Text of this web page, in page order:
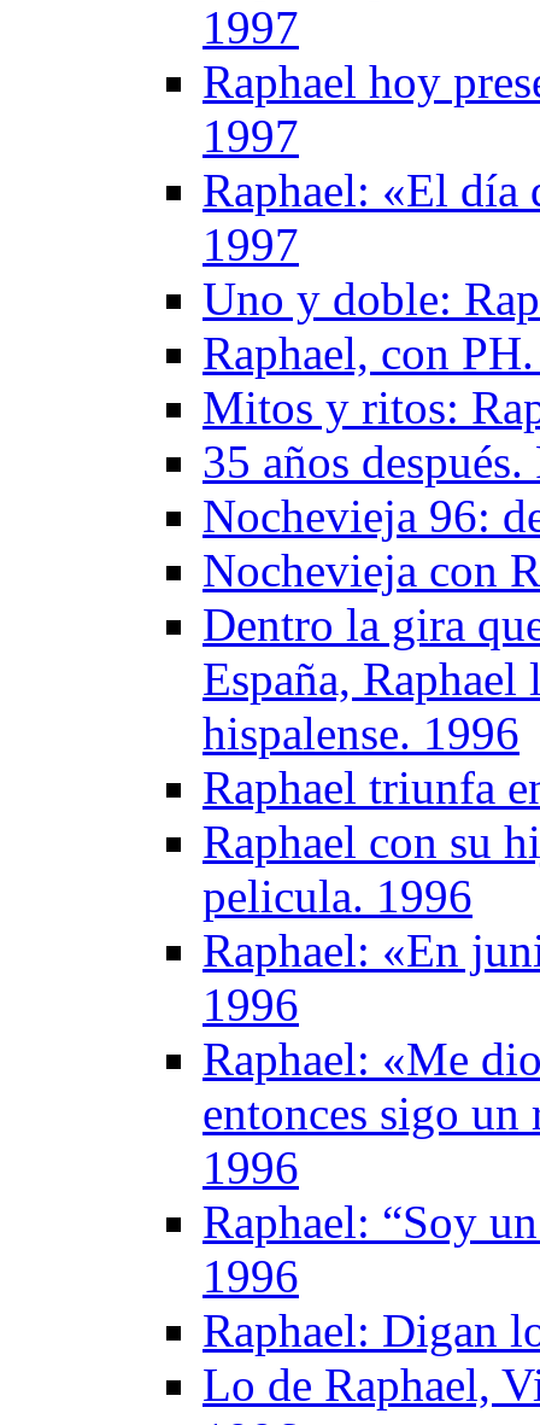
1997
Raphael hoy
1997
Raphael: «El día
1997
Uno y doble:
Raphael, con
Mitos y ritos:
35 años
Nochevieja 96:
Nochevieja con
Dentro la gira
España,
hispalense. 1996
Raphael triunfa
Raphael con su
pelicula. 1996
Raphael: «En
1996
Raphael: «Me
entonces sigo un
1996
Raphael: “Soy
1996
Raphael: Digan
Lo de Raphael,